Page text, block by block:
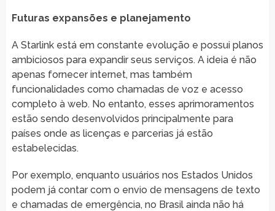
Futuras expansões e planejamento
A Starlink está em constante evolução e possui planos
ambiciosos para expandir seus serviços. A ideia é não
apenas fornecer internet, mas também
funcionalidades como chamadas de voz e acesso
completo à web. No entanto, esses aprimoramentos
estão sendo desenvolvidos principalmente para
países onde as licenças e parcerias já estão
estabelecidas.
Por exemplo, enquanto usuários nos Estados Unidos
podem já contar com o envio de mensagens de texto
e chamadas de emergência, no Brasil ainda não há